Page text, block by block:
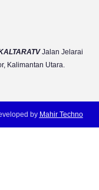
Jalan Jelarai
Kalimantan Utara.
by Mahir Techno